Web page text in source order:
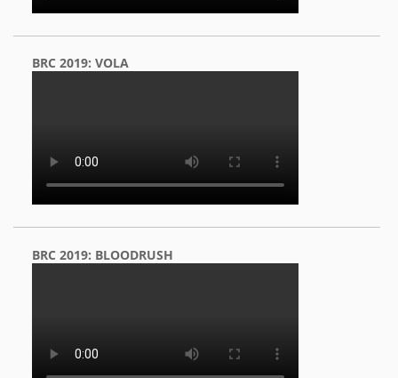
BRC 2019: VOLA
BRC 2019: BLOODRUSH